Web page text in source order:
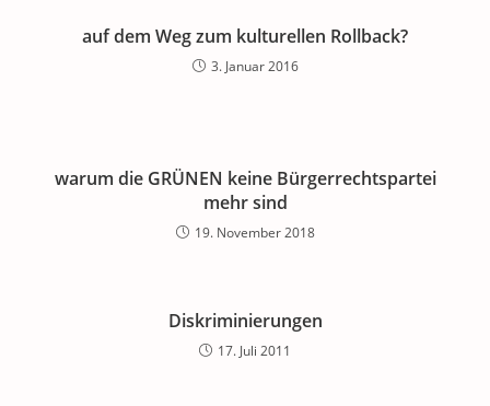
auf dem Weg zum kulturellen Rollback?
3. Januar 2016
warum die GRÜNEN keine Bürgerrechtspartei
mehr sind
19. November 2018
Diskriminierungen
17. Juli 2011